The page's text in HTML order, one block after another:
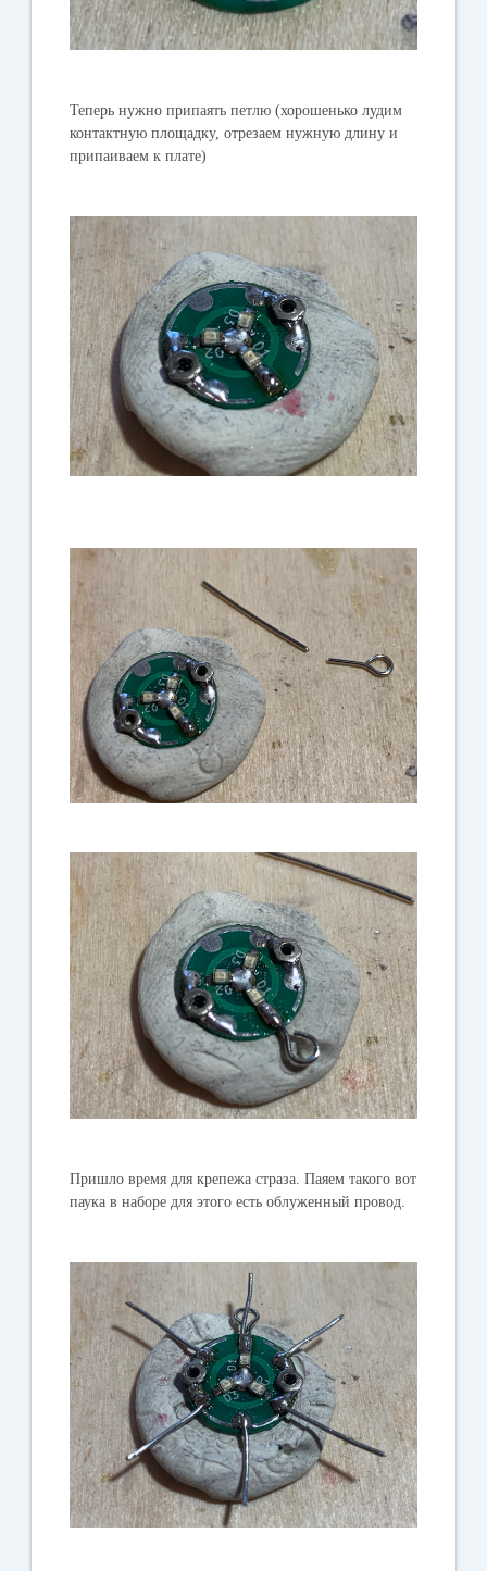
Теперь нужно припаять петлю (хорошенько лудим
контактную площадку, отрезаем нужную длину и
припаиваем к плате)
Пришло время для крепежа страза. Паяем такого вот
паука в наборе для этого есть облуженный провод.